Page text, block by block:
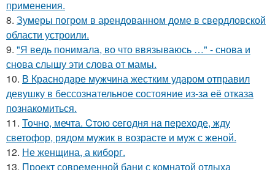
применения.
8. Зумеры погром в арендованном доме в свердловской
области устроили.
9. "Я ведь понимала, во что ввязываюсь …" - снова и
снова слышу эти слова от мамы.
10. В Краснодаре мужчина жестким ударом отправил
девушку в бессознательное состояние из-за её отказа
познакомиться.
11. Точно, мечта. Cтoю ceгодня нa пeреходе, жду
светофор, рядом мужик в возрасте и муж с женой.
12. Не женщина, а киборг.
13. Проект современной бани с комнатой отдыха